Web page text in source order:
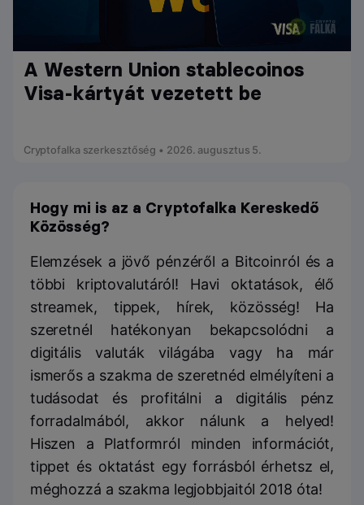
A Western Union stablecoinos
Visa-kártyát vezetett be
Cryptofalka szerkesztőség • 2026. augusztus 5.
Hogy mi is az a Cryptofalka Kereskedő
Közösség?
Elemzések a jövő pénzéről a Bitcoinról és a
többi kriptovalutáról! Havi oktatások, élő
streamek, tippek, hírek, közösség! Ha
szeretnél hatékonyan bekapcsolódni a
digitális valuták világába vagy ha már
ismerős a szakma de szeretnéd elmélyíteni a
tudásodat és profitálni a digitális pénz
forradalmából, akkor nálunk a helyed!
Hiszen a Platformról minden információt,
tippet és oktatást egy forrásból érhetsz el,
méghozzá a szakma legjobbjaitól 2018 óta!